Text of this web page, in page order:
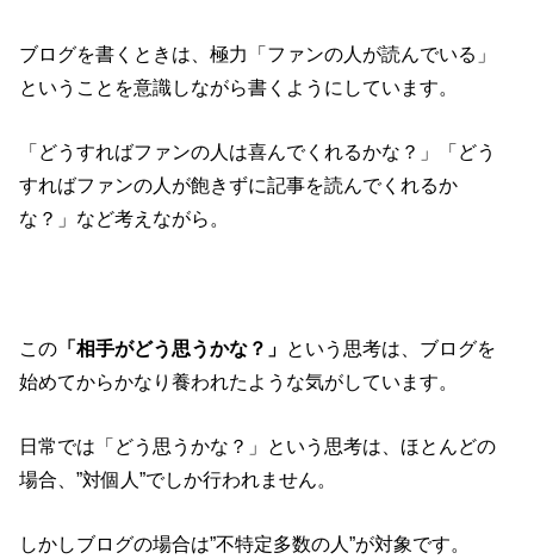
ブログを書くときは、極力「ファンの人が読んでいる」
ということを意識しながら書くようにしています。
「どうすればファンの人は喜んでくれるかな？」「どう
すればファンの人が飽きずに記事を読んでくれるか
な？」など考えながら。
この 「相手がどう思うかな？」 という思考は、ブログを
始めてからかなり養われたような気がしています。
日常では「どう思うかな？」という思考は、ほとんどの
場合、”対個人”でしか行われません。
しかしブログの場合は”不特定多数の人”が対象です。